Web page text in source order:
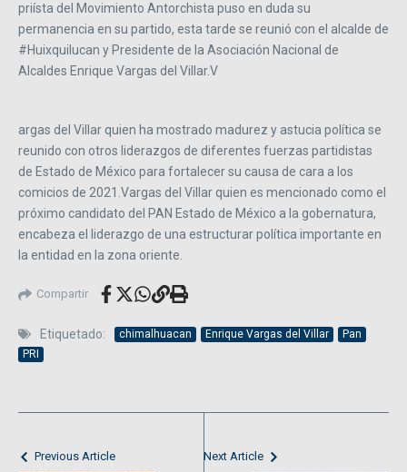
priísta del Movimiento Antorchista puso en duda su
permanencia en su partido, esta tarde se reunió con el alcalde de
#Huixquilucan y Presidente de la Asociación Nacional de
Alcaldes Enrique Vargas del Villar.V
argas del Villar quien ha mostrado madurez y astucia política se
reunido con otros liderazgos de diferentes fuerzas partidistas
de Estado de México para fortalecer su causa de cara a los
comicios de 2021.Vargas del Villar quien es mencionado como el
próximo candidato del PAN Estado de México a la gobernatura,
encabeza el liderazgo de una estructurar política importante en
la entidad en la zona oriente.
Compartir
Etiquetado: chimalhuacan Enrique Vargas del Villar
Pan
PRI
Previous Article Next Article